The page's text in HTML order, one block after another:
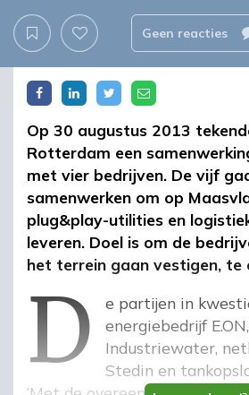
Geen reacties
Op 30 augustus 2013
Rotterdam een
met vier bedrijven. De vijf
samenwerken om op
plug&play-utilities en
leveren. Doel is om de
het terrein gaan vestigen, te
d
De partijen in
energiebedrijf
Industriewater,
Stedin en